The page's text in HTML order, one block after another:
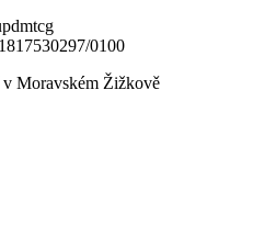
0100
Moravském Žižkově